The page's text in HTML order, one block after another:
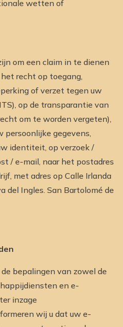
wetten of
om een claim in te dienen
recht op toegang,
of verzet tegen uw
op de transparantie van
om te worden vergeten),
persoonlijke gegevens,
identiteit, op verzoek /
/ e-mail, naar het postadres
met adres op Calle Irlanda
del Ingles. San Bartolomé de
bepalingen van zowel de
en e-
inzage
wij u dat uw e-